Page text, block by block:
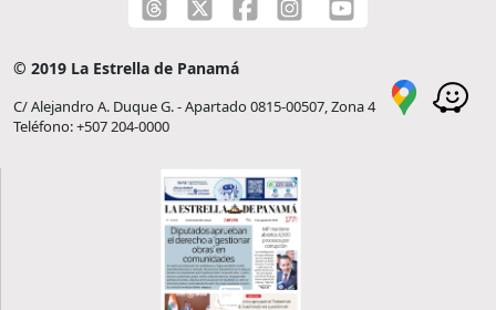
© 2019 La Estrella de Panamá
C/ Alejandro A. Duque G. - Apartado 0815-00507, Zona 4
Teléfono: +507 204-0000